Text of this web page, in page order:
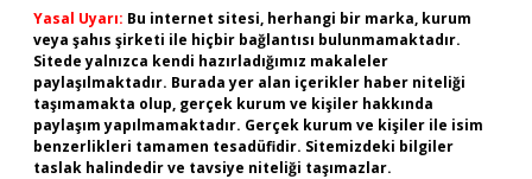
Yasal Uyarı: Bu internet sitesi, herhangi bir marka, kurum
veya şahıs şirketi ile hiçbir bağlantısı bulunmamaktadır.
Sitede yalnızca kendi hazırladığımız makaleler
paylaşılmaktadır. Burada yer alan içerikler haber niteliği
taşımamakta olup, gerçek kurum ve kişiler hakkında
paylaşım yapılmamaktadır. Gerçek kurum ve kişiler ile isim
benzerlikleri tamamen tesadüfidir. Sitemizdeki bilgiler
taslak halindedir ve tavsiye niteliği taşımazlar.